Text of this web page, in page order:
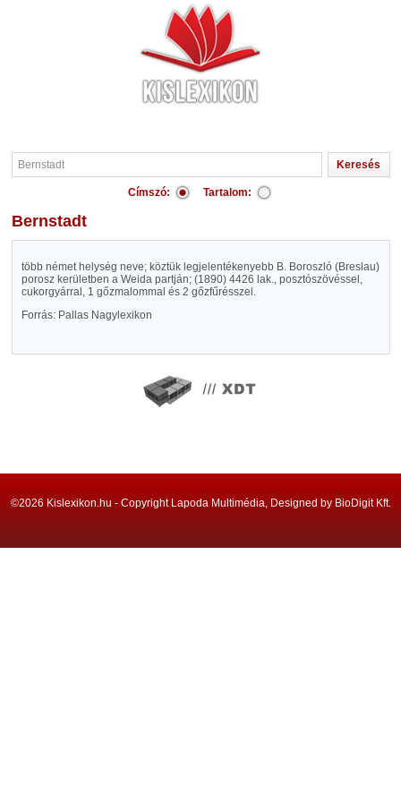
Címszó: Tartalom:
Bernstadt
több német helység neve; köztük legjelentékenyebb B. Boroszló (Breslau)
porosz kerületben a Weida partján; (1890) 4426 lak., posztószövéssel,
cukorgyárral, 1 gőzmalommal és 2 gőzfűrésszel.
Forrás: Pallas Nagylexikon
©2026 Kislexikon.hu - Copyright Lapoda Multimédia, Designed by BioDigit Kft.